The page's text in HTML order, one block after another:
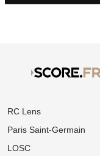
RC Lens
Paris Saint-Germain
LOSC